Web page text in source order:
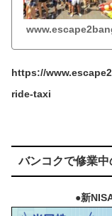
https://
ride-taxi
バンコクで修業中
●新